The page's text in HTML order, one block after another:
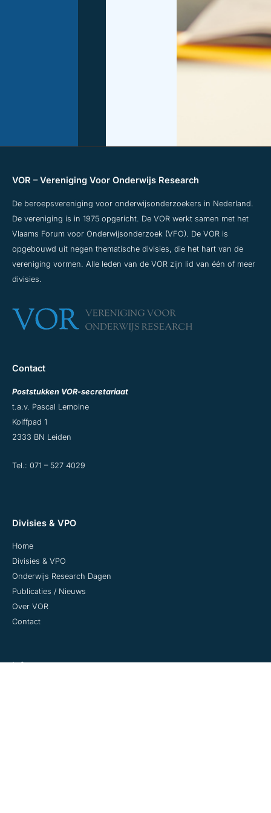
VOR – Vereniging Voor Onderwijs Research
De beroepsvereniging voor onderwijsonderzoekers in Nederland.
De vereniging is in 1975 opgericht. De VOR werkt samen met het
Vlaams Forum voor Onderwijsonderzoek (VFO). De VOR is
opgebouwd uit negen thematische divisies, die het hart van de
vereniging vormen. Alle leden van de VOR zijn lid van één of meer
divisies.
Contact
Poststukken VOR-secretariaat
t.a.v. Pascal Lemoine
Kolffpad 1
2333 BN Leiden
Tel.: 071 – 527 4029
Divisies & VPO
Home
Divisies & VPO
Onderwijs Research Dagen
Publicaties / Nieuws
Over VOR
Contact
Info